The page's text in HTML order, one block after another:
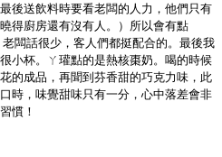
後送飲料時要看老闆的人力，他們只有
得廚房還有沒有人。）所以會有點
闆話很少，客人們都挺配合的。最後我
小杯。ㄚ瓘點的是熱核棗奶。喝的時候
的成品，再聞到芬香甜的巧克力味，此
時，味覺甜味只有一分，心中落差會非
慣！